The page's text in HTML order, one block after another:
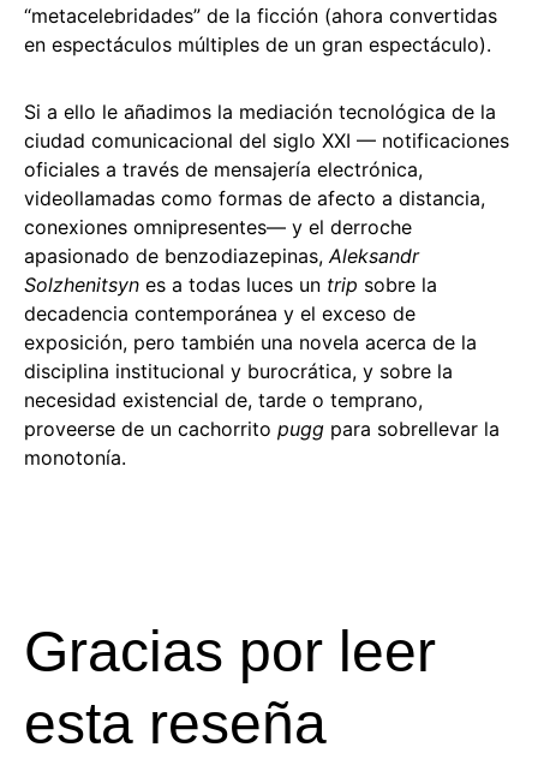
“metacelebridades” de la ficción (ahora convertidas
en espectáculos múltiples de un gran espectáculo).
Si a ello le añadimos la mediación tecnológica de la
ciudad comunicacional del siglo XXI — notificaciones
oficiales a través de mensajería electrónica,
videollamadas como formas de afecto a distancia,
conexiones omnipresentes— y el derroche
apasionado de benzodiazepinas,Aleksandr
Solzhenitsyn es a todas luces un trip sobre la
decadencia contemporánea y el exceso de
exposición, pero también una novela acerca de la
disciplina institucional y burocrática, y sobre la
necesidad existencial de, tarde o temprano,
proveerse de un cachorrito pugg para sobrellevar la
monotonía.
Gracias por leer
esta reseña